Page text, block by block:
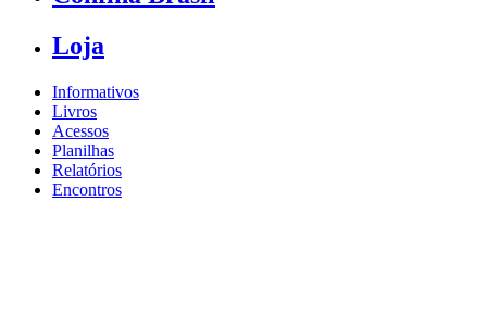
Loja
Informativos
Livros
Acessos
Planilhas
Relatórios
Encontros